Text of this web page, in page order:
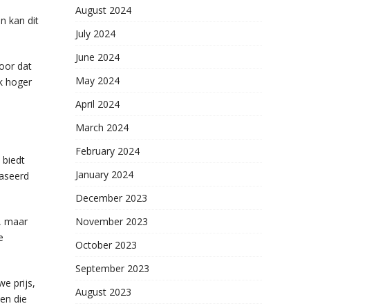
kan dit
dat
hoger
biedt
maar
prijs,
die
August 2024
July 2024
June 2024
May 2024
April 2024
March 2024
February 2024
January 2024
December 2023
November 2023
October 2023
September 2023
August 2023